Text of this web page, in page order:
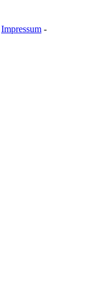
Impressum -